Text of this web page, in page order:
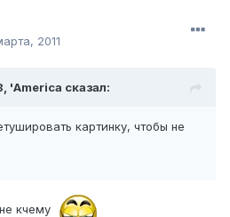
2011
'America сказал:
картинку, чтобы не
кчему